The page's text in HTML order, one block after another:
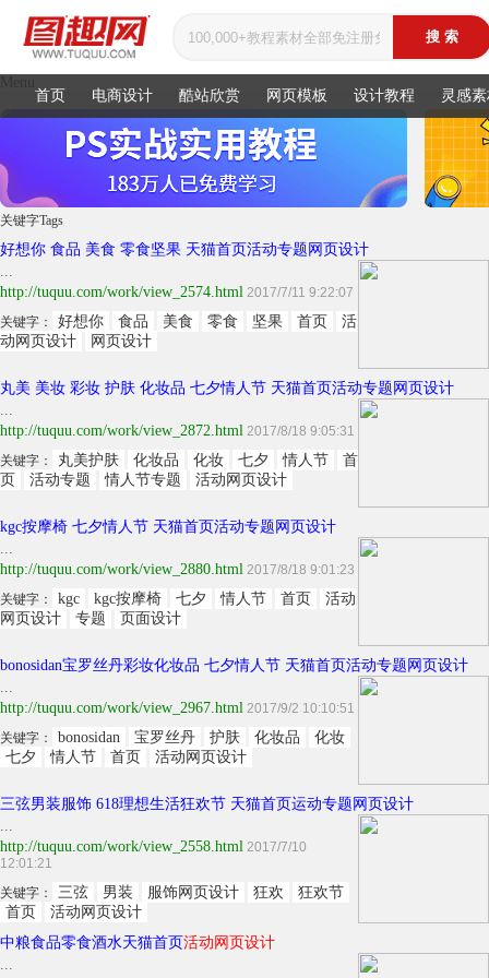
首页 电商设计 酷站欣赏 网页模板 设计教程 灵感
关键字Tags
好想你 食品 美食 零食坚果 天猫首页活动专题网页设计
...
http://tuquu.com/work/view_2574.html 2017/7/11 9:22:07
关键字：
好想你 食品 美食 零食 坚果 首页
活
动网页设计
网页设计
丸美 美妆 彩妆 护肤 化妆品 七夕情人节 天猫首页活动专题网页设计
...
http://tuquu.com/work/view_2872.html 2017/8/18 9:05:31
关键字：
丸美护肤 化妆品 化妆 七夕 情人节
首
页
活动专题 情人节专题 活动网页设计
kgc按摩椅 七夕情人节 天猫首页活动专题网页设计
...
http://tuquu.com/work/view_2880.html 2017/8/18 9:01:23
关键字：
kgc kgc按摩椅 七夕 情人节 首页
活动
网页设计
专题 页面设计
bonosidan宝罗丝丹彩妆化妆品 七夕情人节 天猫首页活动专题网页设计
...
http://tuquu.com/work/view_2967.html 2017/9/2 10:10:51
关键字：
bonosidan 宝罗丝丹 护肤 化妆品
化妆
七夕
情人节 首页 活动网页设计
三弦男装服饰 618理想生活狂欢节 天猫首页运动专题网页设计
...
http://tuquu.com/work/view_2558.html 2017/7/10
12:01:21
关键字：
三弦 男装 服饰网页设计 狂欢
狂欢节
首页
活动网页设计
中粮食品零食酒水天猫首页活动网页设计
...